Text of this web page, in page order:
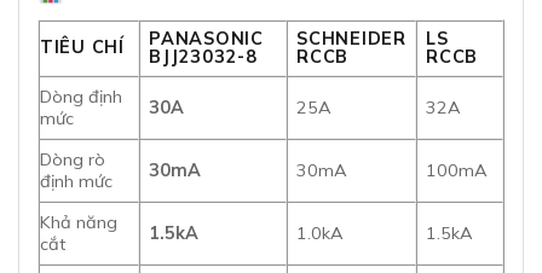
TIÊU CHÍ
PANASONIC
BJJ23032-8
SCHNEIDER
RCCB
LS
RCCB
Dòng định
mức
30A 25A 32A
Dòng rò
định mức
30mA 30mA 100mA
Khả năng
cắt
1.5kA 1.0kA 1.5kA